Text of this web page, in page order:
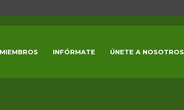
MIEMBROS INFÓRMATE ÚNETE A NOSOTROS